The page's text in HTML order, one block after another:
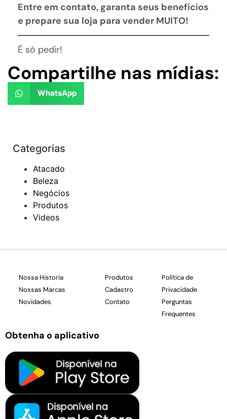
Entre em contato, garanta seus benefícios
e prepare sua loja para vender MUITO!
É só pedir!
Compartilhe nas mídias:
WhatsApp
Categorias
Atacado
Beleza
Negócios
Produtos
Videos
Nossa Historia
Nossas Marcas
Novidades
Produtos
Cadastro
Contato
Política de
Privacidade
Perguntas
Frequentes
Obtenha o aplicativo